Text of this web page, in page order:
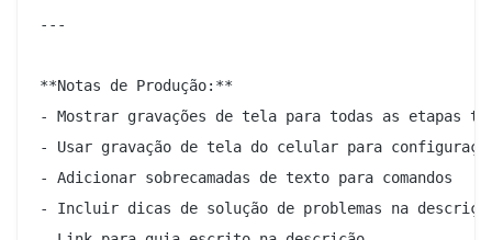
---
**Notas de Produção:**
- Mostrar gravações de tela para todas as etapas
- Usar gravação de tela do celular para configuração
- Adicionar sobrecamadas de texto para comandos
- Incluir dicas de solução de problemas na